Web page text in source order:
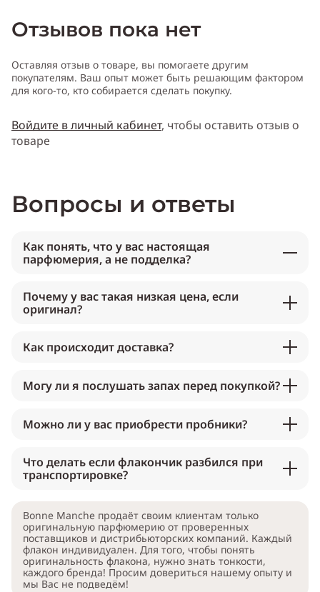
Отзывов пока нет
Оставляя отзыв о товаре, вы помогаете другим
покупателям. Ваш опыт может быть решающим фактором
для кого-то, кто собирается сделать покупку.
Войдите в личный кабинет, чтобы оставить отзыв о
товаре
Вопросы и ответы
Как понять, что у вас настоящая
парфюмерия, а не подделка?
Почему у вас такая низкая цена, если
оригинал?
Как происходит доставка?
Могу ли я послушать запах перед покупкой?
Можно ли у вас приобрести пробники?
Что делать если флакончик разбился при
транспортировке?
Bonne Manche продаёт своим клиентам только
оригинальную парфюмерию от проверенных
поставщиков и дистрибьюторских компаний. Каждый
флакон индивидуален. Для того, чтобы понять
оригинальность флакона, нужно знать тонкости,
каждого бренда! Просим довериться нашему опыту и
мы Вас не подведём!